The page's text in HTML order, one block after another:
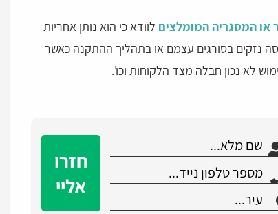
או המסגריה המומלצים לוודא כי הוא נותן אחריות
נזקים בסורגים עצמם או בתהליך ההתקנה כאשר
לא נכון חבלה מצד הלקוחות וכו'.
חזרו
אליי